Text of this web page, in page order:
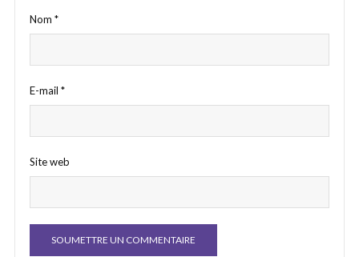
Nom *
E-mail *
Site web